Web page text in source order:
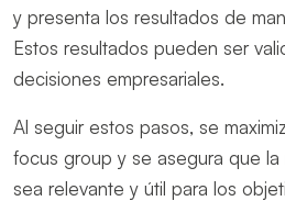
y presenta los resultados de
Estos resultados pueden ser
decisiones empresariales.
Al seguir estos pasos, se
focus group y se asegura que
sea relevante y útil para los